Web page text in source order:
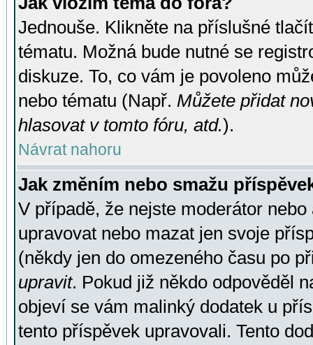
Jednouše. Klikněte na příslušné
tématu. Možná bude nutné se
diskuze. To, co vám je povoleno
nebo tématu (Např. Můžete přidat
hlasovat v tomto fóru, atd.).
Návrat nahoru
Jak změním nebo smažu
V případě, že nejste moderátor
upravovat nebo mazat jen svoje
(někdy jen do omezeného času po
upravit. Pokud již někdo odpověděl
objeví se vám malinký dodatek u
tento příspěvek upravovali. Tento